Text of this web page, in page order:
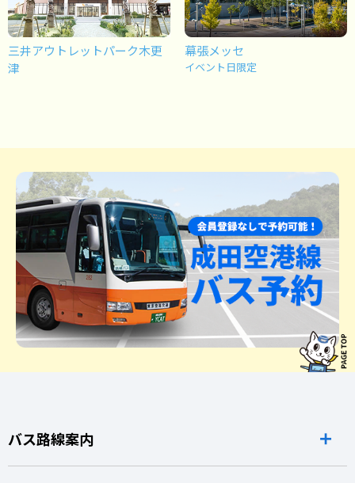
三井アウトレットパーク木更
津
幕張メッセ
イベント日限定
バス路線案内